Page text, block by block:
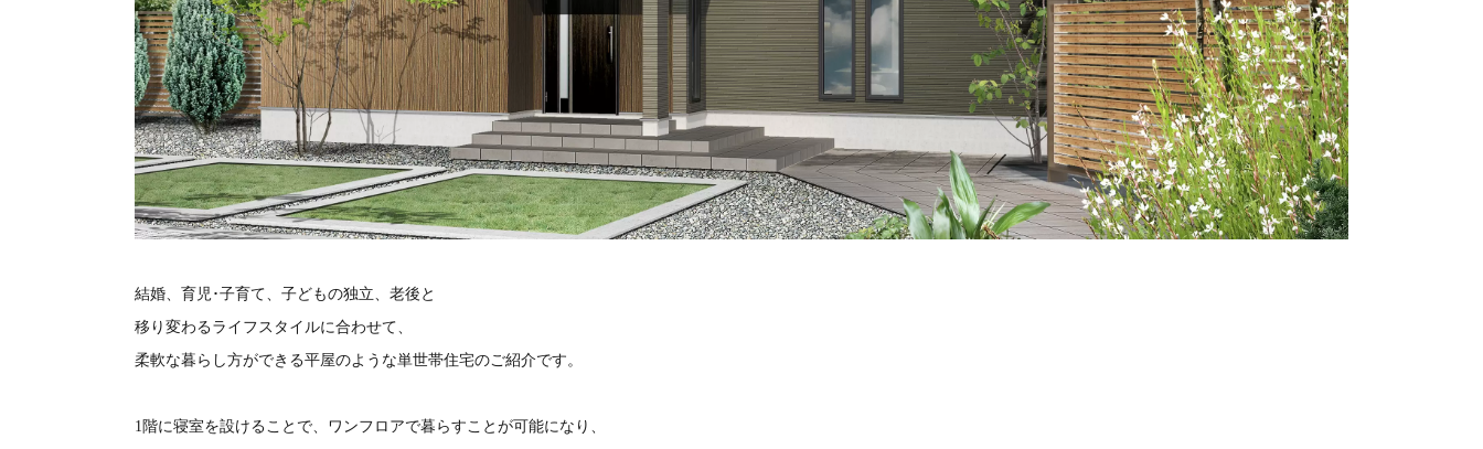
結婚、育児･子育て、子どもの独立、老後と
移り変わるライフスタイルに合わせて、
柔軟な暮らし方ができる平屋のような単世帯住宅のご紹介です。
1階に寝室を設けることで、ワンフロアで暮らすことが可能になり、